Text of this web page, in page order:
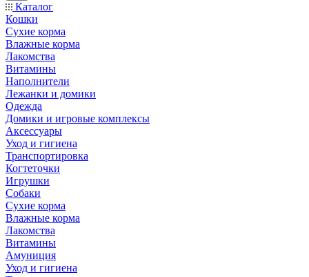
Каталог
Кошки
Сухие корма
Влажные корма
Лакомства
Витамины
Наполнители
Лежанки и домики
Одежда
Домики и игровые комплексы
Аксессуары
Уход и гигиена
Транспортировка
Когтеточки
Игрушки
Собаки
Сухие корма
Влажные корма
Лакомства
Витамины
Амуниция
Уход и гигиена